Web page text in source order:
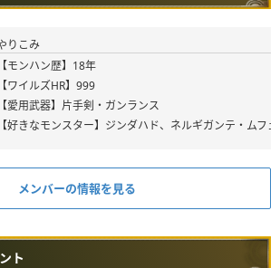
りこみ
【モンハン歴】18年
【ワイルズHR】999
【愛用武器】片手剣・ガンランス
【好きなモンスター】ジンダハド、ネルギガンテ・ムフ
メンバーの情報を見る
ト